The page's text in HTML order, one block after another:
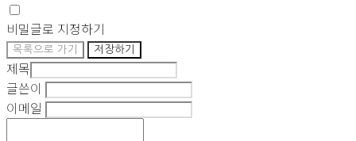
비밀글로 지정하기
목록으로 가기 저장하기
제목
글쓴이
이메일